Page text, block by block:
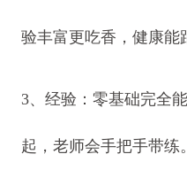
验丰富更吃香，健康能
3、经验：零基础完全
起，老师会手把手带练。